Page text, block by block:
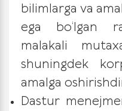
bilimlarga va
ega bo‘lgan
malakali
shuningdek
amalga
Dastur